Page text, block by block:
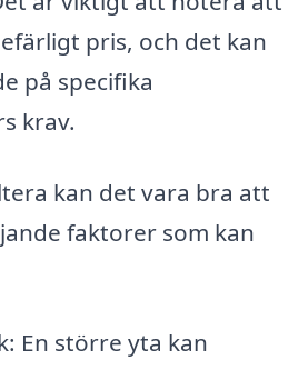
pris, och det kan
på specifika
krav.
kan det vara bra att
faktorer som kan
En större yta kan